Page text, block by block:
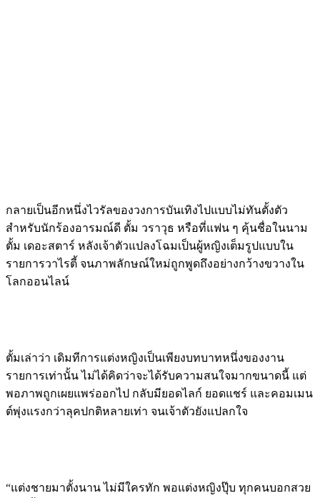
กลายเป็นอีกหนึ่งไวรัลของวงการบันเทิงไปแบบไม่ทันตั้งตัว
สำหรับนักร้องอารมณ์ดี ตั้ม วราวุธ หรือที่แฟน ๆ คุ้นชื่อในนาม
ตั้ม เดอะสตาร์ หลังเจ้าตัวแปลงโฉมเป็นผู้หญิงเต็มรูปแบบใน
รายการวาไรตี้ จนภาพลักษณ์ใหม่ถูกพูดถึงอย่างกว้างขวางใน
โลกออนไลน์
ตั้มเล่าว่า เดิมทีการแต่งหญิงเป็นเพียงบทบาทหนึ่งของงาน
รายการเท่านั้น ไม่ได้คิดว่าจะได้รับความสนใจมากขนาดนี้ แต่
พอภาพถูกเผยแพร่ออกไป กลับมียอดไลก์ ยอดแชร์ และคอมเมน
ต์พุ่งแรงกว่าลุคปกติหลายเท่า จนเจ้าตัวยังแปลกใจ
“แต่งชายมาตั้งนาน ไม่มีใครทัก พอแต่งหญิงปุ๊บ ทุกคนบอกสวย